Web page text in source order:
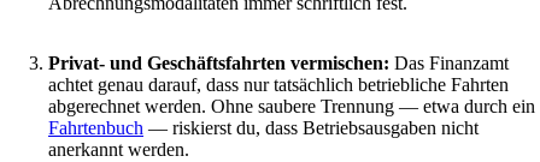
Privat- und Geschäftsfahrten vermischen: Das Finanzamt
achtet genau darauf, dass nur tatsächlich betriebliche Fahrten
abgerechnet werden. Ohne saubere Trennung — etwa durch ein
Fahrtenbuch — riskierst du, dass Betriebsausgaben nicht
anerkannt werden.